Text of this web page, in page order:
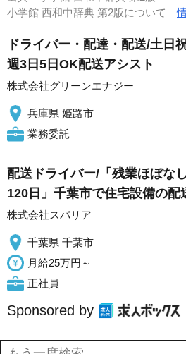
小学館 西和中辞典 第2版について
ドライバー・配達・配送/土日
週3日5日OK配送アシスト
株式会社グリーンエナジー
兵庫県 姫路市
業務委託
配送ドライバー/「残業ほぼな
120日」千葉市で住宅設備の配
株式会社スパリア
千葉県 千葉市
月給25万円～
正社員
Sponsored by